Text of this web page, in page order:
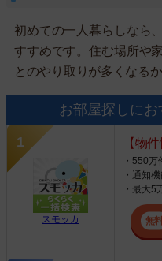
初めての一人暮らしなら
すすめです。住む場所や
とのやり取りが多くなるか
お部屋探しに
スモッカ
【物
・550
・通知
・最大5